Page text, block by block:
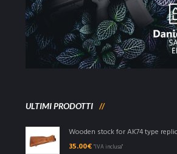
ULTIMI PRODOTTI
Wooden stock for AK74 type
35.00€ "IVA inclusa"